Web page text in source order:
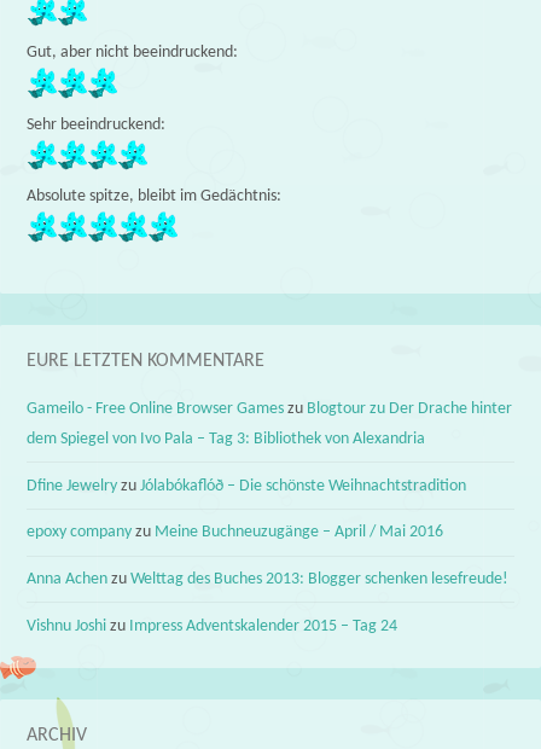
Gut, aber nicht beeindruckend:
Sehr beeindruckend:
Absolute spitze, bleibt im Gedächtnis:
EURE LETZTEN KOMMENTARE
Gameilo - Free Online Browser Games zu Blogtour zu Der Drache hinter
dem Spiegel von Ivo Pala – Tag 3: Bibliothek von Alexandria
Dfine Jewelry zuJólabókaflóð – Die schönste Weihnachtstradition
epoxy company zu Meine Buchneuzugänge – April / Mai 2016
Anna Achen zuWelttag des Buches 2013: Blogger schenken lesefreude!
Vishnu Joshi zu Impress Adventskalender 2015 – Tag 24
ARCHIV